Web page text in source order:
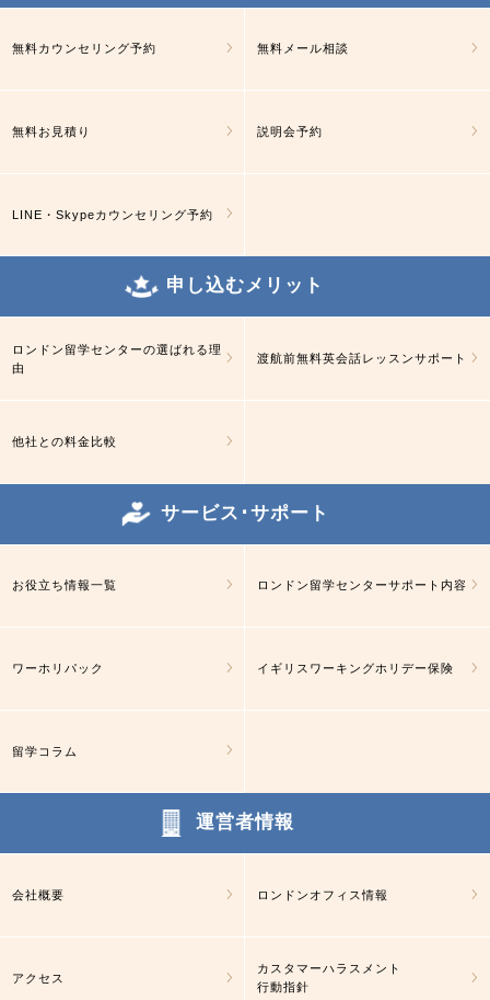
無料カウンセリング予約 無料メール相談
無料お見積り 説明会予約
LINE・Skypeカウンセリング予約
申し込むメリット
ロンドン留学センターの選ばれる理
由
渡航前無料英会話レッスンサポート
他社との料金比較
サービス･サポート
お役立ち情報一覧 ロンドン留学センターサポート内容
ワーホリパック イギリスワーキングホリデー保険
留学コラム
運営者情報
会社概要 ロンドンオフィス情報
アクセス
カスタマーハラスメント
行動指針